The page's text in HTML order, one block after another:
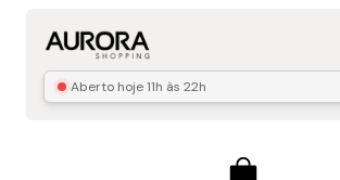
Aberto hoje11h às 22h